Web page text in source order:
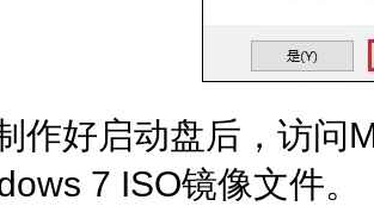
作好启动盘后，访问
7 ISO镜像文件。